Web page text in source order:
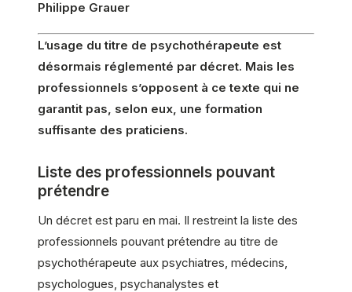
Philippe Grauer
L’usage du titre de psychothérapeute est
désormais réglementé par décret. Mais les
professionnels s’opposent à ce texte qui ne
garantit pas, selon eux, une formation
suffisante des praticiens.
Liste des professionnels pouvant
prétendre
Un décret est paru en mai. Il restreint la liste des
professionnels pouvant prétendre au titre de
psychothérapeute aux psychiatres, médecins,
psychologues, psychanalystes et